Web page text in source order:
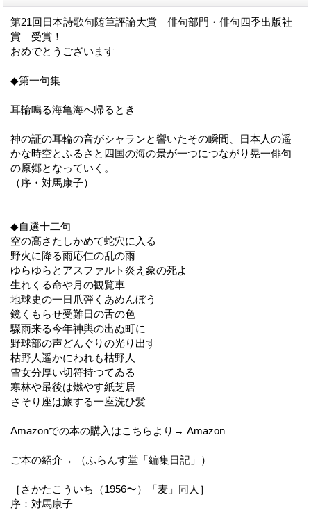
第21回日本詩歌句随筆評論大賞 俳句部門・俳句四季出版社
賞 受賞！
おめでとうございます
◆第一句集
耳輪鳴る海亀海へ帰るとき
神の証の耳輪の音がシャランと響いたその瞬間、日本人の遥
かな時空とふるさと四国の海の景が一つにつながり晃一俳句
の原郷となっていく。
（序・対馬康子）
◆自選十二句
空の高さたしかめて蛇穴に入る
野火に降る雨応仁の乱の雨
ゆらゆらとアスファルト炎え象の死よ
生れくる命や月の観覧車
地球史の一日爪弾くあめんぼう
鏡くもらせ受難日の舌の色
驟雨来る今年神輿の出ぬ町に
野球部の声どんぐりの光り出す
枯野人遥かにわれも枯野人
雪女分厚い切符持つてゐる
寒林や最後は燃やす紙芝居
さそり座は旅する一座洗ひ髪
Amazonでの本の購入はこちらより→ Amazon
ご本の紹介→ （ふらんす堂「編集日記」）
［さかたこういち（1956〜）「麦」同人］
序：対馬康子